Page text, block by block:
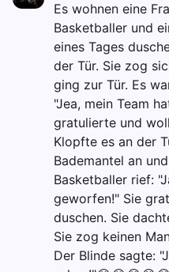
Es wohnen eine
Basketballer und
eines Tages
der Tür. Sie zog
ging zur Tür. Es
"Jea, mein Team
gratulierte und
Klopfte es an der
Bademantel an
Basketballer rief:
geworfen!" Sie
duschen. Sie
Sie zog keinen
Der Blinde sagte: